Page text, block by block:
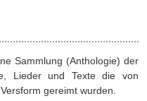
Sammlung (Anthologie) der
Lieder und Texte die von
gereimt wurden.